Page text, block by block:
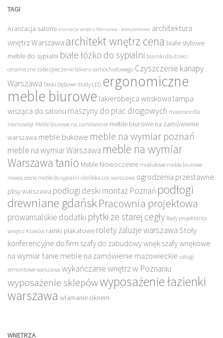
TAGI
Aranżacja salonu aranżacja wnętrz Warszawa - kompleksowo architektura
wnętrz Warszawa architekt wnętrz cena białe stylowe
meble do sypialni białe łóżko do sypialni bramki dla dzieci
ceramiczne zabezpieczenie lakieru samochodowego Czyszczenie kanapy
Warszawa Deski Dębowe diody LED ergonomiczne
meble biurowe lakierobejca woskowa lampa
wisząca do salonu maszyny do prac drogowych materace dla
niemowląt Meble biurowe na zamówienie meble biurowe na zamówienie
warszawa meble bukowe meble na wymiar poznań
meble na wymiar Warszawa meble na wymiar
Warszawa tanio Meble Nowoczesne modułowe meble biurowe
nowoczesne meble do sypialni obróbka cnc warszawa ogrodzenia przestawne
plisy warszawa podłogi deski montaż Poznań podłogi
drewniane gdańskPracownia projektowa
prowansalskie dodatki płytki ze starej cegły Rady projektanta
wnętrz Kraków ramki plakatowe rolety żaluzje warszawa Stoły
konferencyjne do firm szafy do zabudowy wnęk szafy wnękowe
na wymiar tanie meble na zamówienie mazowieckie usługi
remontowe warszawa wykańczanie wnętrz w Poznaniu
wyposażenie sklepówwyposażenie łazienki
warszawa włamanie oknem
WNĘTRZA